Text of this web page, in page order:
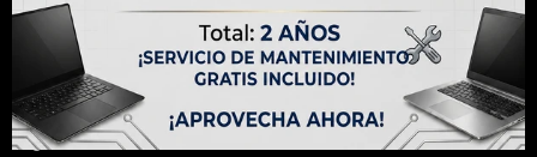
NEWSLETTER
¡Suscribite y recibí todas nuestras novedades!
SUSCRIBIRME